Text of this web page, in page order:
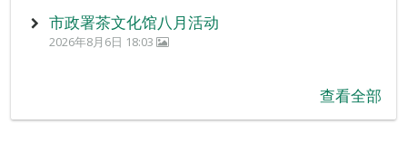
市政署茶文化馆八月活动
2026年8月6日 18:03
查看全部